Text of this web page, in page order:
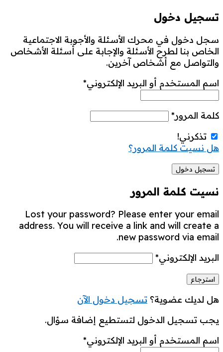
تسجيل دخول
سجل دخول في محرك الأسئلة والأجوبة الاجتماعية
الخاص بنا لطرح الأسئلة والإجابة على أسئلة الأشخاص
والتواصل مع أشخاص آخرين.
اسم المستخدم أو البريد الإلكتروني*
كلمة المرور*
تذكرني!
هل نسيت كلمة المرور؟
نسيت كلمة المرور
Lost your password? Please enter your email
address. You will receive a link and will create a
new password via email.
البريد الإلكتروني*
هل لديك عضوية؟ تسجيل دخول الآن
يجب تسجيل الدخول لتستطيع إضافة سؤال.
اسم المستخدم أو البريد الإلكتروني*